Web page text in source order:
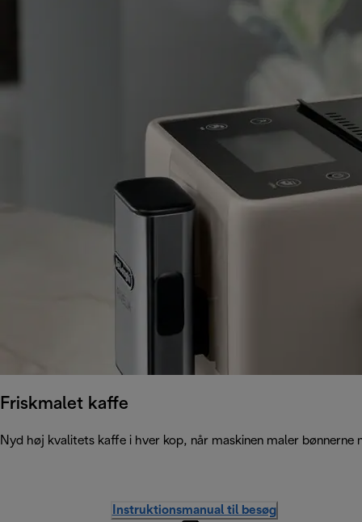
Friskmalet kaffe
Nyd høj kvalitets kaffe i hver kop, når maskinen maler bønnerne
Instruktionsmanual til besøg